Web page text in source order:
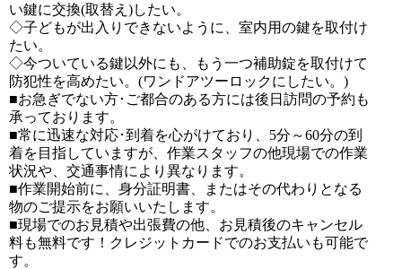
い鍵に交換(取替え)したい。
◇子どもが出入りできないように、室内用の鍵を取付け
たい。
◇今ついている鍵以外にも、もう一つ補助錠を取付けて
防犯性を高めたい。(ワンドアツーロックにしたい。)
■お急ぎでない方･ご都合のある方には後日訪問の予約も
承っております。
■常に迅速な対応･到着を心がけており、5分～60分の到
着を目指していますが、作業スタッフの他現場での作業
状況や、交通事情により異なります。
■作業開始前に、身分証明書、またはその代わりとなる
物のご提示をお願いいたします。
■現場でのお見積や出張費の他、お見積後のキャンセル
料も無料です！クレジットカードでのお支払いも可能で
す。